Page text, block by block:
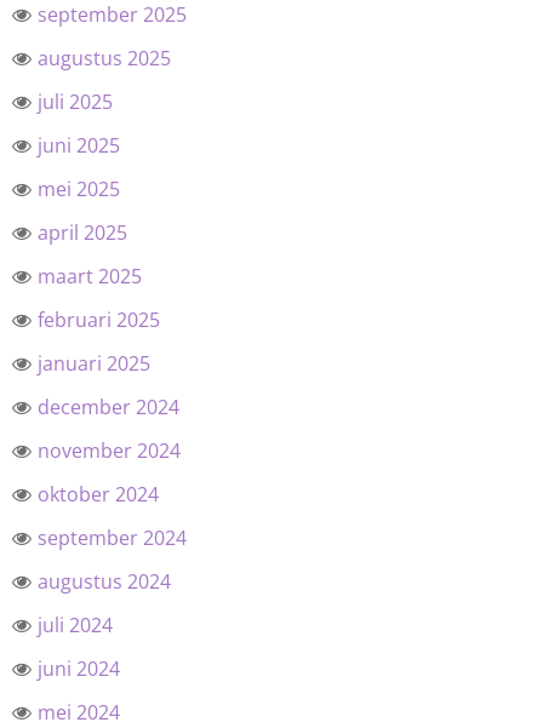
september 2025
augustus 2025
juli 2025
juni 2025
mei 2025
april 2025
maart 2025
februari 2025
januari 2025
december 2024
november 2024
oktober 2024
september 2024
augustus 2024
juli 2024
juni 2024
mei 2024